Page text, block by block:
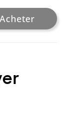
Acheter